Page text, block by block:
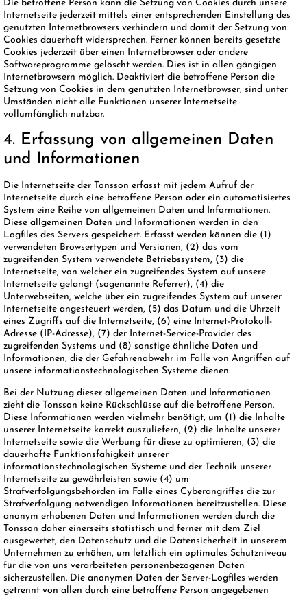
Die betroffene Person kann die Setzung von Cookies durch unsere
Internetseite jederzeit mittels einer entsprechenden Einstellung des
genutzten Internetbrowsers verhindern und damit der Setzung von
Cookies dauerhaft widersprechen. Ferner können bereits gesetzte
Cookies jederzeit über einen Internetbrowser oder andere
Softwareprogramme gelöscht werden. Dies ist in allen gängigen
Internetbrowsern möglich. Deaktiviert die betroffene Person die
Setzung von Cookies in dem genutzten Internetbrowser, sind unter
Umständen nicht alle Funktionen unserer Internetseite
vollumfänglich nutzbar.
4. Erfassung von allgemeinen Daten
und Informationen
Die Internetseite der Tonsson erfasst mit jedem Aufruf der
Internetseite durch eine betroffene Person oder ein automatisiertes
System eine Reihe von allgemeinen Daten und Informationen.
Diese allgemeinen Daten und Informationen werden in den
Logfiles des Servers gespeichert. Erfasst werden können die (1)
verwendeten Browsertypen und Versionen, (2) das vom
zugreifenden System verwendete Betriebssystem, (3) die
Internetseite, von welcher ein zugreifendes System auf unsere
Internetseite gelangt (sogenannte Referrer), (4) die
Unterwebseiten, welche über ein zugreifendes System auf unserer
Internetseite angesteuert werden, (5) das Datum und die Uhrzeit
eines Zugriffs auf die Internetseite, (6) eine Internet-Protokoll-
Adresse (IP-Adresse), (7) der Internet-Service-Provider des
zugreifenden Systems und (8) sonstige ähnliche Daten und
Informationen, die der Gefahrenabwehr im Falle von Angriffen auf
unsere informationstechnologischen Systeme dienen.
Bei der Nutzung dieser allgemeinen Daten und Informationen
zieht die Tonsson keine Rückschlüsse auf die betroffene Person.
Diese Informationen werden vielmehr benötigt, um (1) die Inhalte
unserer Internetseite korrekt auszuliefern, (2) die Inhalte unserer
Internetseite sowie die Werbung für diese zu optimieren, (3) die
dauerhafte Funktionsfähigkeit unserer
informationstechnologischen Systeme und der Technik unserer
Internetseite zu gewährleisten sowie (4) um
Strafverfolgungsbehörden im Falle eines Cyberangriffes die zur
Strafverfolgung notwendigen Informationen bereitzustellen. Diese
anonym erhobenen Daten und Informationen werden durch die
Tonsson daher einerseits statistisch und ferner mit dem Ziel
ausgewertet, den Datenschutz und die Datensicherheit in unserem
Unternehmen zu erhöhen, um letztlich ein optimales Schutzniveau
für die von uns verarbeiteten personenbezogenen Daten
sicherzustellen. Die anonymen Daten der Server-Logfiles werden
getrennt von allen durch eine betroffene Person angegebenen